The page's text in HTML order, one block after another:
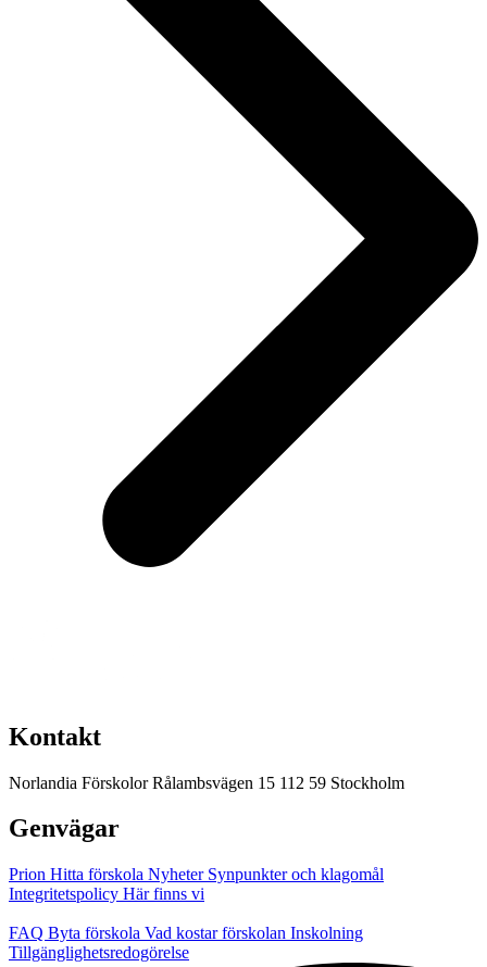
Kontakt
Norlandia Förskolor Rålambsvägen 15 112 59 Stockholm
Genvägar
Prion Hitta förskola Nyheter Synpunkter och klagomål
Integritetspolicy Här finns vi
FAQ Byta förskola Vad kostar förskolan Inskolning
Tillgänglighetsredogörelse